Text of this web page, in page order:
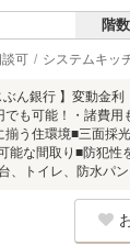
階数
可 システムキッ
ん銀行 】変動金
でも可能！・諸費
う住環境■三面
能な間取り■防犯
、トイレ、防水